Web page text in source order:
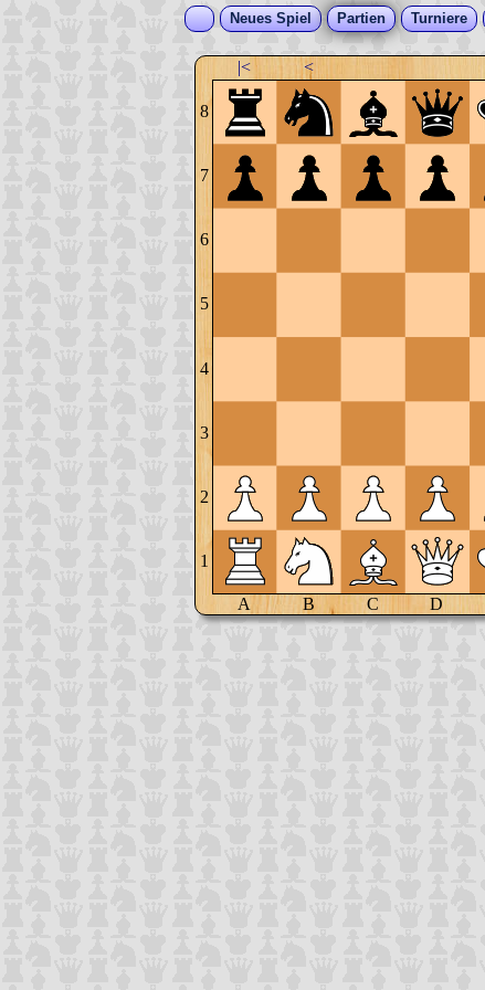
Neues Spiel Partien Turniere
|< <
8
7
6
5
4
3
2
1
A B C D